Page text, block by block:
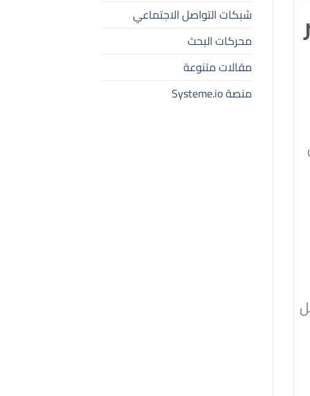
شبكات التواصل الاجتماعي
محركات البحث
مقالات متنوعة
منصة Systeme.io